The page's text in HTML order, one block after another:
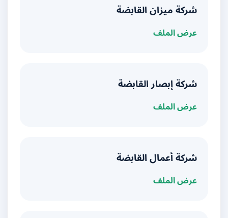
شركة ميزان القابضة
عرض الملف
شركة إبصار القابضة
عرض الملف
شركة أعمال القابضة
عرض الملف